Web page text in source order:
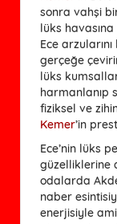
sonra vahşi
lüks
Ece
gerçeğe
lüks
harmanlanıp
fiziksel ve
Kemer’in
Ece’nin lüks
güzelliklerine
odalarda
naber
enerjisiyle